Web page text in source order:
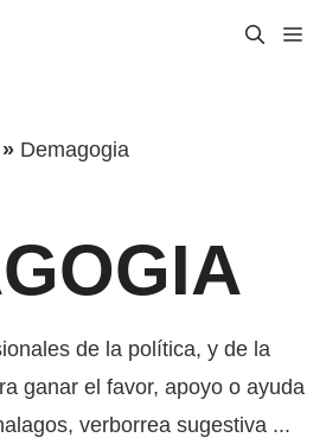
» Demagogia
de la política, y de la
ganar el favor, apoyo o ayuda
verborrea sugestiva ...